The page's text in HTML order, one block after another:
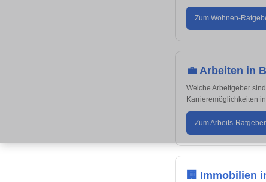
Zum Wohnen-
💼 Arbeiten in
Welche Arbeitgeber
Karrieremöglichkeiten
Zum Arbeits-Ratgeber
🏢 Immobilien